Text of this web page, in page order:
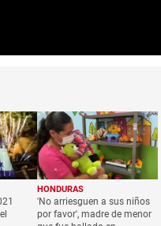
HONDURAS
'No arriesguen a sus niños
por favor', madre de menor